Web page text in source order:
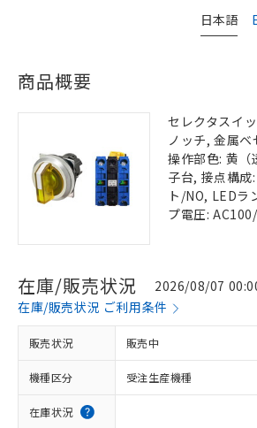
日本語
商品概要
セレクタスイ
ノッチ, 金属
操作部色: 黄（
子台, 接点構成
ト/NO, LEDラ
プ電圧:
在庫/販売状況
2026/08/07
在庫/販売状況 ご利用条件
販売状況 販売中
機種区分 受注生産機種
在庫状況